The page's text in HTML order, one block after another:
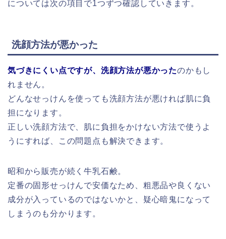
については次の項目で1つずつ確認していきます。
洗顔方法が悪かった
気づきにくい点ですが、洗顔方法が悪かったのかもし
れません。
どんなせっけんを使っても洗顔方法が悪ければ肌に負
担になります。
正しい洗顔方法で、肌に負担をかけない方法で使うよ
うにすれば、この問題点も解決できます。
昭和から販売が続く牛乳石鹸。
定番の固形せっけんで安価なため、粗悪品や良くない
成分が入っているのではないかと、疑心暗鬼になって
しまうのも分かります。